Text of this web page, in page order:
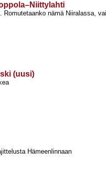
Romutetaanko nämä Niiralassa, vai
(uusi)
Hämeenlinnaan